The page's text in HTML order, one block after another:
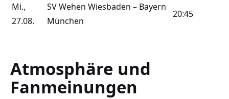
Mi.,
27.08.
SV Wehen Wiesbaden – Bayern
München
20:45
Atmosphäre und
Fanmeinungen